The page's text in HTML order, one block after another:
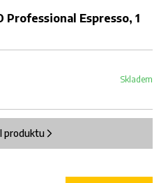
Professional Espresso, 1
Skladem
produktu